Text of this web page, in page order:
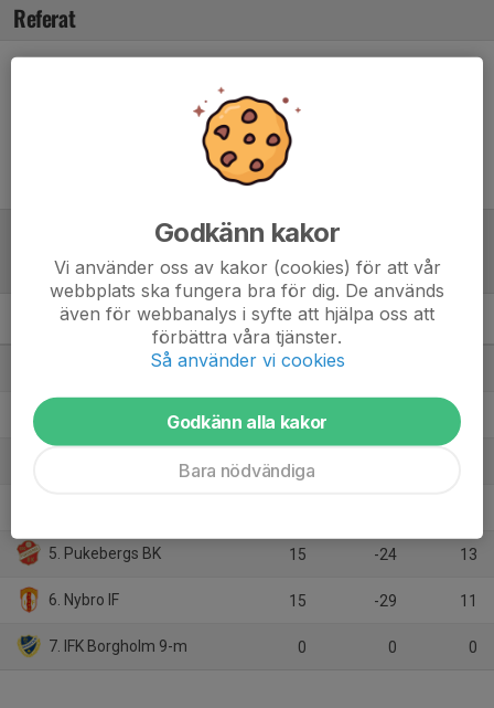
Referat
Inget referat skrivet
Tabell
15
15 28
3. Oskarshamns AIK 2 15
5. Pukebergs BK 15 -24 13
6. Nybro IF 15 -29 11
7. IFK Borgholm 9-m 0 0 0
Godkänn kakor
Vi använder oss av kakor (cookies) för att vår
webbplats ska fungera bra för dig. De används
även för webbanalys i syfte att hjälpa oss att
förbättra våra tjänster.
Så använder vi cookies
Godkänn alla kakor
Bara nödvändiga